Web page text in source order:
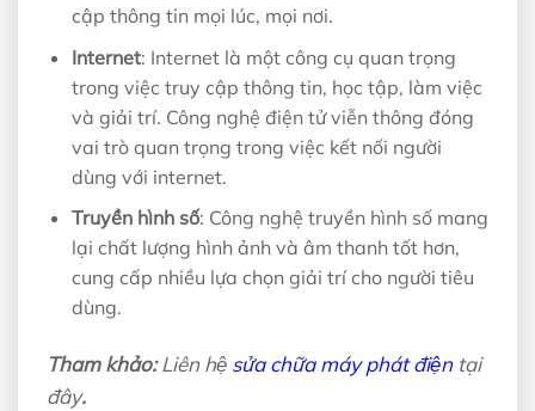
cập thông tin mọi lúc, mọi nơi.
Internet: Internet là một công cụ quan trọng
trong việc truy cập thông tin, học tập, làm việc
và giải trí. Công nghệ điện tử viễn thông đóng
vai trò quan trọng trong việc kết nối người
dùng với internet.
Truyền hình số: Công nghệ truyền hình số mang
lại chất lượng hình ảnh và âm thanh tốt hơn,
cung cấp nhiều lựa chọn giải trí cho người tiêu
dùng.
Tham khảo:Liên hệ sửa chữa máy phát điệntại
đây.